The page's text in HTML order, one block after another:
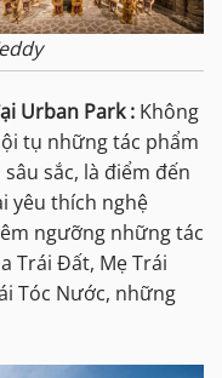
Urban Park : Không
tụ những tác phẩm
sắc, là điểm đến
yêu thích nghệ
ngưỡng những tác
Trái Đất, Mẹ Trái
Tóc Nước, những